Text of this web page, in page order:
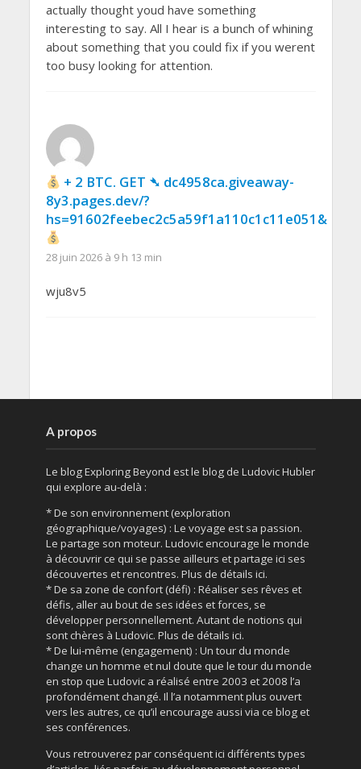
actually thought youd have something
interesting to say. All I hear is a bunch of whining
about something that you could fix if you werent
too busy looking for attention.
+ 2 BTC. GET ➴ dc4958ca.giveaway-
8y3.pages.dev/?
hs=91602feebec2c5a59f1a110c1c11e051&
28 juin 2026 à 9 h 13 min
wju8v5
A propos
Le blog Exploring Beyond est le blog de Ludovic Hubler
qui explore au-delà :
* De son environnement (exploration
géographique/voyages) : Le voyage est sa passion.
Le partage son moteur. Ludovic encourage le monde
à découvrir ce qui se passe ailleurs et partage ici ses
découvertes et rencontres. Plus de détails ici.
* De sa zone de confort (défi) : Réaliser ses rêves et
défis, aller au bout de ses idées et forces, se
développer personnellement. Autant de notions qui
sont chères à Ludovic. Plus de détails ici.
* De lui-même (engagement) : Un tour du monde
change un homme et nul doute que le tour du monde
en stop que Ludovic a réalisé entre 2003 et 2008 l’a
profondément changé. Il l’a notamment plus ouvert
vers les autres, ce qu’il encourage aussi via ce blog et
ses conférences.
Vous retrouverez par conséquent ici différents types